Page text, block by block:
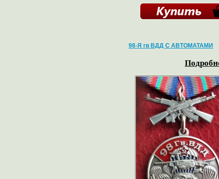
98-Я гв ВДД С АВТОМАТАМИ